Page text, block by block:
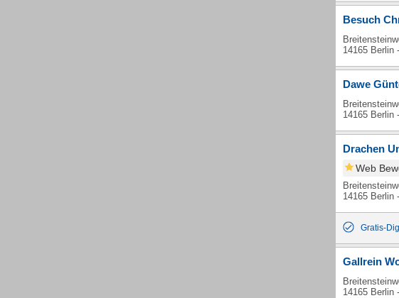
Besuch
14165 Berlin
Dawe
14165 Berlin
Drachen
Web
14165 Berlin
Gratis-
Gallrein
14165 Berlin